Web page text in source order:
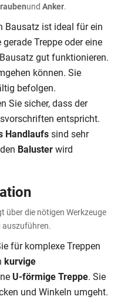
und Anker.
Bausatz ist ideal für ein
Treppe oder eine
gut funktionieren.
können. Sie
befolgen.
Sie sicher, dass der
entspricht.
Handlaufssind sehr
Balusterwird
über die nötigen Werkzeuge
auszuführen.
für komplexe Treppen
kurvige
U-förmige Treppe. Sie
und Winkeln umgeht.